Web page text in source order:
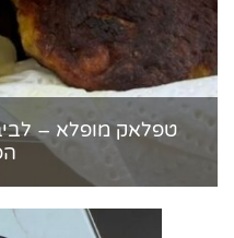
טפלאק מופלא –